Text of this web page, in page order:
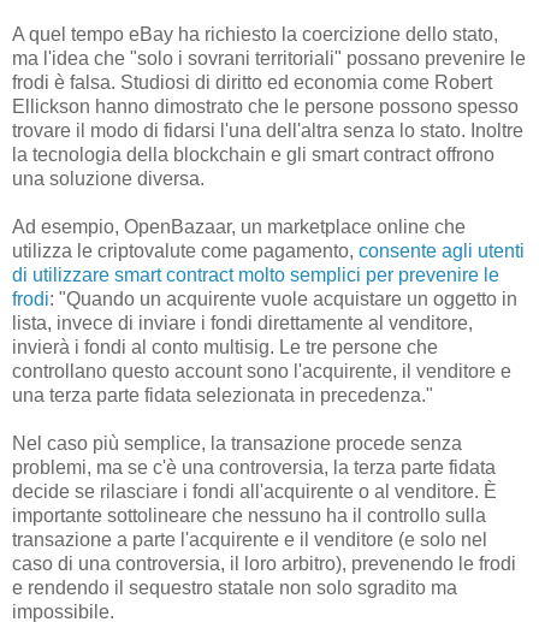
A quel tempo eBay ha richiesto la coercizione dello stato,
ma l'idea che "solo i sovrani territoriali" possano prevenire le
frodi è falsa. Studiosi di diritto ed economia come Robert
Ellickson hanno dimostrato che le persone possono spesso
trovare il modo di fidarsi l'una dell'altra senza lo stato. Inoltre
la tecnologia della blockchain e gli smart contract offrono
una soluzione diversa.
Ad esempio, OpenBazaar, un marketplace online che
utilizza le criptovalute come pagamento, consente agli utenti
di utilizzare smart contract molto semplici per prevenire le
frodi: "Quando un acquirente vuole acquistare un oggetto in
lista, invece di inviare i fondi direttamente al venditore,
invierà i fondi al conto multisig. Le tre persone che
controllano questo account sono l'acquirente, il venditore e
una terza parte fidata selezionata in precedenza."
Nel caso più semplice, la transazione procede senza
problemi, ma se c'è una controversia, la terza parte fidata
decide se rilasciare i fondi all'acquirente o al venditore. È
importante sottolineare che nessuno ha il controllo sulla
transazione a parte l'acquirente e il venditore (e solo nel
caso di una controversia, il loro arbitro), prevenendo le frodi
e rendendo il sequestro statale non solo sgradito ma
impossibile.